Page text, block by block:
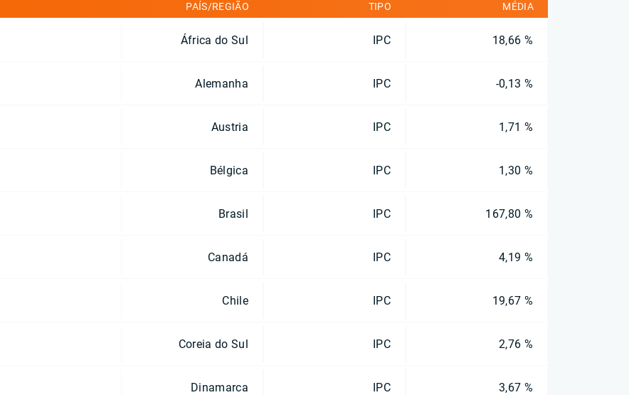
PAÍS/REGIÃO TIPO MÉDIA
África do Sul IPC 18,66 %
Alemanha IPC -0,13 %
Austria IPC 1,71 %
Bélgica IPC 1,30 %
Brasil IPC 167,80 %
Canadá IPC 4,19 %
Chile IPC 19,67 %
Coreia do Sul IPC 2,76 %
Dinamarca IPC 3,67 %